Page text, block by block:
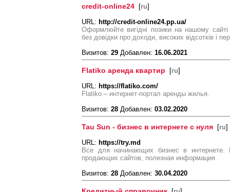
credit-online24 [ru]
URL: http://credit-online24.pp.ua/
Оформлюйте вигідні позики на нашому
без довідки про доходи, високих відсотків і
Визитов: 29 Добавлен: 16.06.2021
Flatiko аренда квартир [ru]
URL: https://flatiko.com/
Flatiko – интернет-портал аренды жилья.
Визитов: 28 Добавлен: 03.02.2020
Tau Sun - бизнес в интернете с нуля [ru]
URL: https://try.md
Все для начинающих бизнес в интернете.
продающих сайтов, полезная информация
Визитов: 28 Добавлен: 30.04.2020